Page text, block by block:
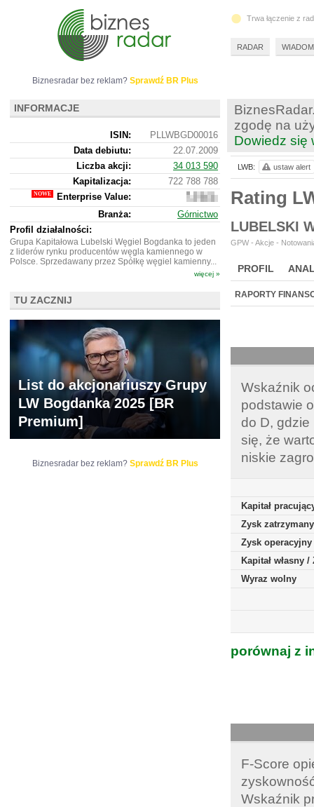
zgodę na
Dowiedz się
Rating
LUBELSKI
GPW - Akcje -
PROFIL
WYCENA BR
RAPORTY
Wskaźnik
podstawie
do D, gdzie
się, że
niskie
Kapitał
Zysk
Zysk operacyjny
Kapitał własny
Wyraz wolny
porównaj z
F-Score
Wskaźnik
LWB: ustaw alert
Biznesradar bez reklam? Sprawdź BR Plus
INFORMACJE
ISIN:
PLLWBGD00016
Data debiutu:
22.07.2009
Liczba akcji:
34 013 590
Kapitalizacja:
722 788 788
Enterprise Value:
281
687
788
Branża:
Górnictwo
Profil działalności:
Grupa Kapitałowa Lubelski Węgiel Bogdanka to jeden
z liderów rynku producentów węgla kamiennego w
Polsce. Sprzedawany przez Spółkę węgiel kamienny...
więcej »
TU ZACZNIJ
List do akcjonariuszy Grupy
LW Bogdanka 2025 [BR
Premium]
Biznesradar bez reklam? Sprawdź BR Plus
Trwa łączenie z
RADAR